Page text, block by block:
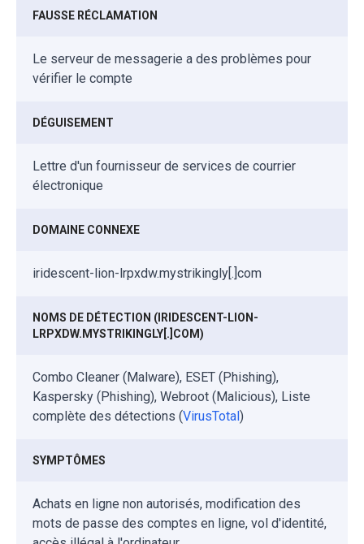
FAUSSE RÉCLAMATION
Le serveur de messagerie a des problèmes pour
vérifier le compte
DÉGUISEMENT
Lettre d'un fournisseur de services de courrier
électronique
DOMAINE CONNEXE
iridescent-lion-lrpxdw.mystrikingly[.]com
NOMS DE DÉTECTION (IRIDESCENT-LION-
LRPXDW.MYSTRIKINGLY[.]COM)
Combo Cleaner (Malware), ESET (Phishing),
Kaspersky (Phishing), Webroot (Malicious), Liste
complète des détections (VirusTotal )
SYMPTÔMES
Achats en ligne non autorisés, modification des
mots de passe des comptes en ligne, vol d'identité,